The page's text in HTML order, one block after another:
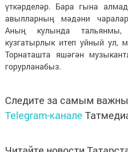
үткәрделәр. Бара гына
авылларның мәдәни
Аның кулында тальянмы,
кузгатырлык итеп уйный ул,
Торнаташта яшәгән
горурланабыз.
Следите за самым
Telegram-канале